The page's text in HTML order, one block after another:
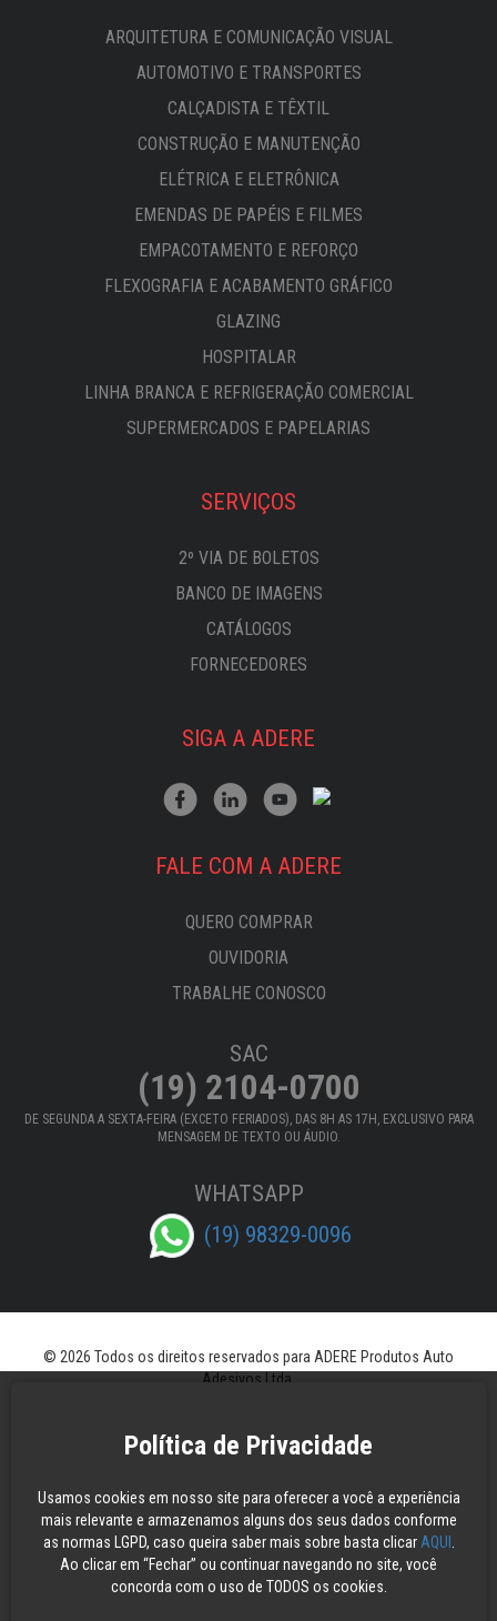
ARQUITETURA E COMUNICAÇÃO VISUAL
AUTOMOTIVO E TRANSPORTES
CALÇADISTA E TÊXTIL
CONSTRUÇÃO E MANUTENÇÃO
ELÉTRICA E ELETRÔNICA
EMENDAS DE PAPÉIS E FILMES
EMPACOTAMENTO E REFORÇO
FLEXOGRAFIA E ACABAMENTO GRÁFICO
GLAZING
HOSPITALAR
LINHA BRANCA E REFRIGERAÇÃO COMERCIAL
SUPERMERCADOS E PAPELARIAS
SERVIÇOS
2º VIA DE BOLETOS
BANCO DE IMAGENS
CATÁLOGOS
FORNECEDORES
SIGA A ADERE
FALE COM A ADERE
QUERO COMPRAR
OUVIDORIA
TRABALHE CONOSCO
SAC
(19) 2104-0700
DE SEGUNDA A SEXTA-FEIRA (EXCETO FERIADOS), DAS 8H AS 17H, EXCLUSIVO PARA
MENSAGEM DE TEXTO OU ÁUDIO.
WHATSAPP
(19) 98329-0096
Política de Privacidade
Usamos cookies em nosso site para oferecer a você a experiência
mais relevante e armazenamos alguns dos seus dados conforme
as normas LGPD, caso queira saber mais sobre basta clicar AQUI
Ao clicar em “Fechar” ou continuar navegando no site, você
concorda com o uso de TODOS os cookies.
© 2026 Todos os direitos reservados para ADERE Produtos Auto
Adesivos Ltda.